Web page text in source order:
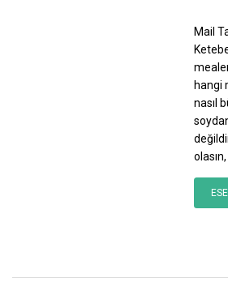
Mail
hangi
nasıl